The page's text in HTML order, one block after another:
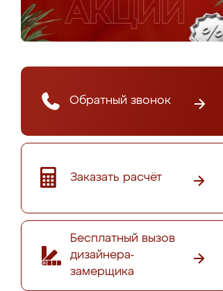
Обратный звонок
Заказать расчёт
Бесплатный вызов
дизайнера-
замерщика